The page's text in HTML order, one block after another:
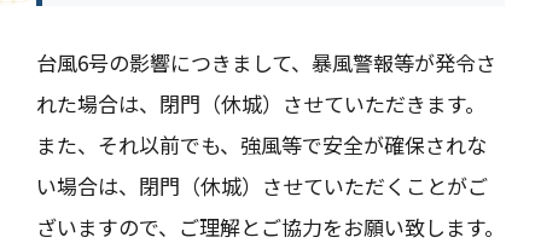
台風6号の影響につきまして、暴風警報等が発令さ
れた場合は、閉門（休城）させていただきます。
また、それ以前でも、強風等で安全が確保されな
い場合は、閉門（休城）させていただくことがご
ざいますので、ご理解とご協力をお願い致します。